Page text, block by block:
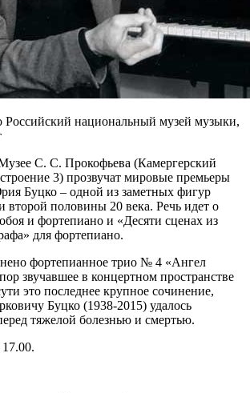
национальный музей музыки,
С. С. Прокофьева (Камергерский
3) прозвучат мировые премьеры
Буцко – одной из заметных фигур
второй половины 20 века. Речь идет о
и фортепиано и «Десяти сценах из
для фортепиано.
фортепианное трио № 4 «Ангел
звучавшее в концертном пространстве
это последнее крупное сочинение,
Буцко (1938-2015) удалось
тяжелой болезнью и смертью.